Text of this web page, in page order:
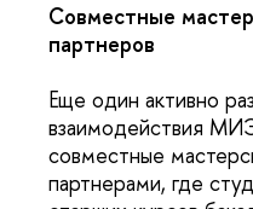
Совместные
партнеров
Еще один активно
взаимодействия
совместные
партнерами, где